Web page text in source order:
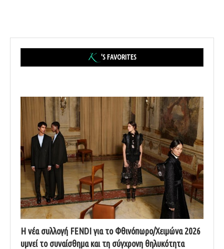
'S FAVORITES
Η νέα συλλογή FENDI για το Φθινόπωρο/Χειμώνα 2026
υμνεί το συναίσθημα και τη σύγχρονη θηλυκότητα